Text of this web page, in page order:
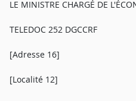
LE MINISTRE CHARGÉ DE
TELEDOC 252 DGCCRF
[Adresse 16]
[Localité 12]